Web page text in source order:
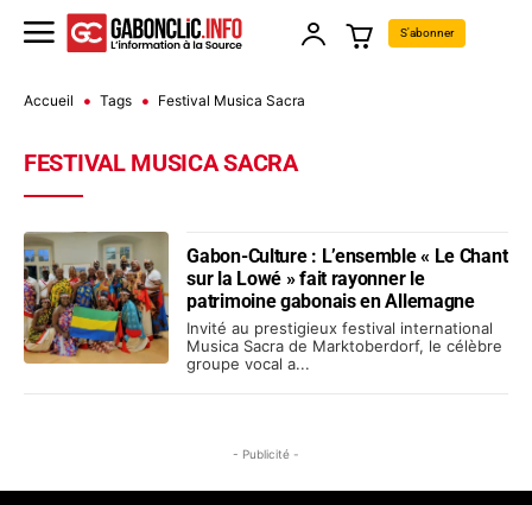
S'abonner
Accueil Tags Festival Musica Sacra
FESTIVAL MUSICA SACRA
Gabon-Culture : L’ensemble « Le Chant
sur la Lowé » fait rayonner le
patrimoine gabonais en Allemagne
Invité au prestigieux festival international
Musica Sacra de Marktoberdorf, le célèbre
groupe vocal a...
- Publicité -